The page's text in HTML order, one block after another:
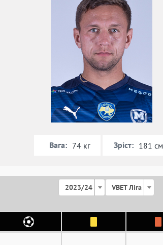
Вага: 74 кг Зріст: 181 см
2023/24 VBET Ліга